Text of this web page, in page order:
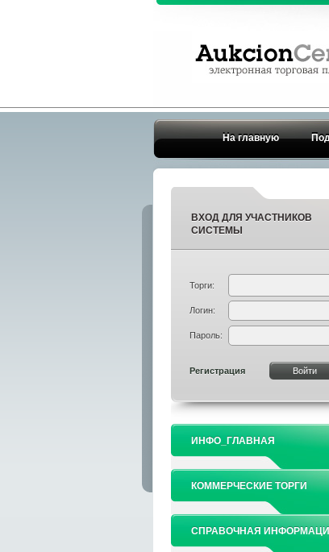
На главную
ВХОД ДЛЯ УЧАСТНИКОВ
СИСТЕМЫ
Торги:
Логин:
Пароль:
Регистрация
ИНФО_ГЛАВНАЯ
КОММЕРЧЕСКИЕ ТОРГИ
СПРАВОЧНАЯ